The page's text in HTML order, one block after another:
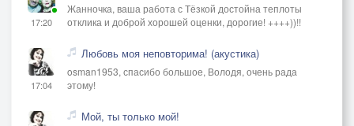
17:20
Жанночка, ваша работа с Тёзкой достойна теплоты
отклика и доброй хорошей оценки, дорогие! ++++))!!
17:04
Любовь моя неповторима! (акустика)
osman1953, спасибо большое, Володя, очень рада
этому!
Мой, ты только мой!